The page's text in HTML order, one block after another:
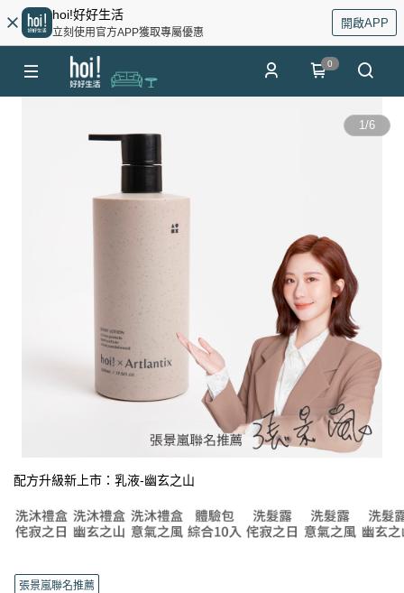
hoi!好好生活
立刻使用官方APP獲取專屬優惠
開啟APP
0
1/6
配方升級新上市：乳液-幽玄之山
張景嵐聯名推薦